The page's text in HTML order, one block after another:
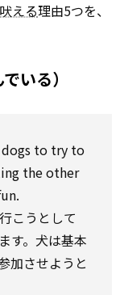
吠える理由5つを、
いる）
dogs to try to
the other
こうとして
す。犬は基本
加させようと